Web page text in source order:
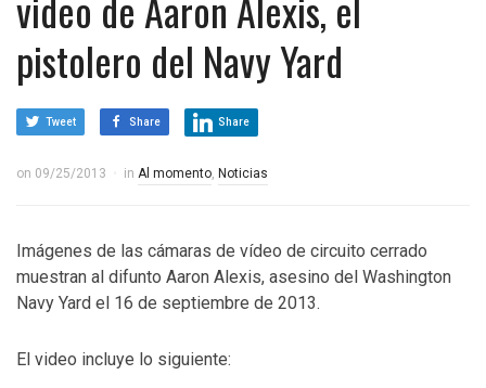
pistolero del Navy Yard
Tweet Share Share
on 09/25/2013 in Al momento, Noticias
Imágenes de las cámaras de vídeo de circuito cerrado
muestran al difunto Aaron Alexis, asesino del Washington
Navy Yard el 16 de septiembre de 2013.
El video incluye lo siguiente: